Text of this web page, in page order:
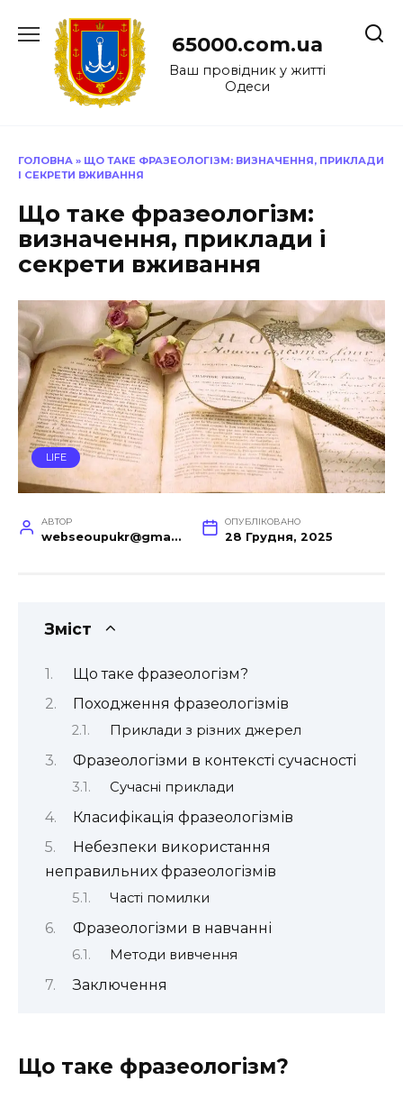
до
65000.com.ua
Ваш провідник у житті
Одеси
ГОЛОВНА » ЩО ТАКЕ ФРАЗЕОЛОГІЗМ: ВИЗНАЧЕННЯ, ПРИКЛАДИ
І СЕКРЕТИ ВЖИВАННЯ
Що таке фразеологізм:
визначення, приклади і
секрети вживання
LIFE
АВТОР
webseoupukr@gmail.com
ОПУБЛІКОВАНО
28 Грудня, 2025
Зміст
Що таке фразеологізм?
Походження фразеологізмів
Приклади з різних джерел
Фразеологізми в контексті сучасності
Сучасні приклади
Класифікація фразеологізмів
Небезпеки використання
неправильних фразеологізмів
Часті помилки
Фразеологізми в навчанні
Методи вивчення
Заключення
Що таке фразеологізм?